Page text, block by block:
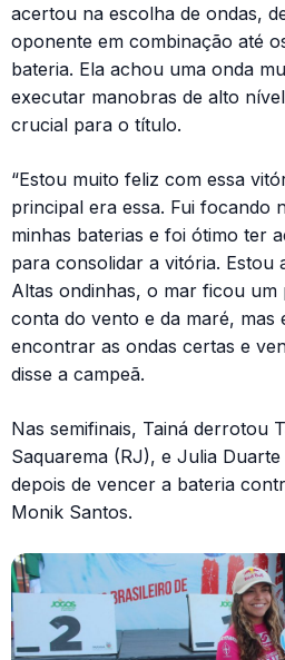
acertou na escolha de ondas,
oponente em combinação até
bateria. Ela achou uma onda
executar manobras de alto
crucial para o título.
“Estou muito feliz com essa
principal era essa. Fui focando
minhas baterias e foi ótimo ter
para consolidar a vitória. Estou
Altas ondinhas, o mar ficou
conta do vento e da maré, mas
encontrar as ondas certas e
disse a campeã.
Nas semifinais, Tainá derrotou
Saquarema (RJ), e Julia
depois de vencer a bateria
Monik Santos.